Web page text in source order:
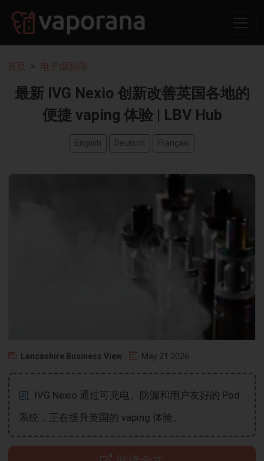
首页 电子烟新闻
最新 IVG Nexio 创新改善英国各地的
便捷 vaping 体验 | LBV Hub
English Deutsch Français
Lancashire Business View May 21 2026
IVG Nexio 通过可充电、防漏和用户友好的 Pod
系统，正在提升英国的 vaping 体验。